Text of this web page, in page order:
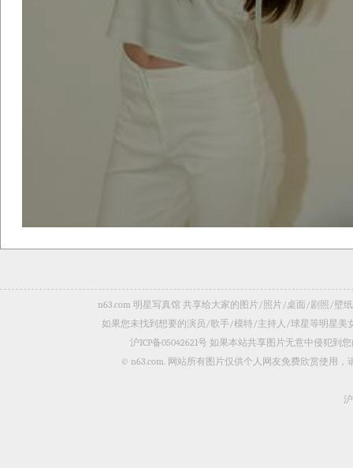
n63.com 明星写真馆 共享给大家的图片/照片/桌面/剧照/壁
如果您未找到想要的演员/歌手/模特/主持人/球星等明星美
沪ICP备05042621号 如果本站共享图片无意中侵犯到
© n63.com. 网站所有图片仅供个人网友免费欣赏使用